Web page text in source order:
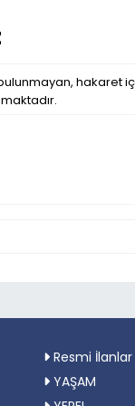
hakaret
Resmi İlanlar
YAŞAM